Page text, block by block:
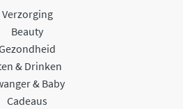
Verzorging
Beauty
& Drinken
& Baby
Cadeaus